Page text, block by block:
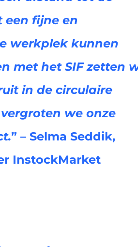
fijne en
werkplek kunnen
met het SIF zetten
in de circulaire
we onze
” – Selma Seddik,
InstockMarket